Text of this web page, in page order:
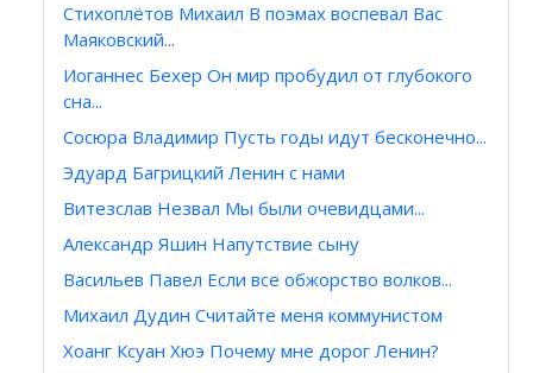
Стихоплётов Михаил В поэмах воспевал Вас
Маяковский...
Иоганнес Бехер Он мир пробудил от глубокого
сна...
Сосюра Владимир Пусть годы идут бесконечно...
Эдуард Багрицкий Ленин с нами
Витезслав Незвал Мы были очевидцами...
Александр Яшин Напутствие сыну
Васильев Павел Если все обжорство волков...
Михаил Дудин Считайте меня коммунистом
Хоанг Ксуан Хюэ Почему мне дорог Ленин?